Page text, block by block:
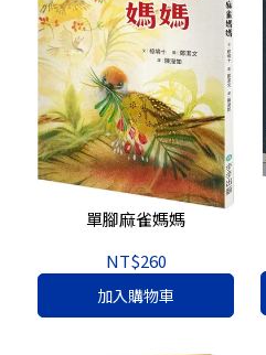
單腳麻雀媽媽
NT$260
加入購物車